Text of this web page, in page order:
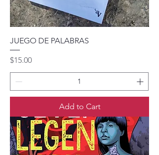
JUEGO DE PALABRAS
Price
$15.00
Add to Cart